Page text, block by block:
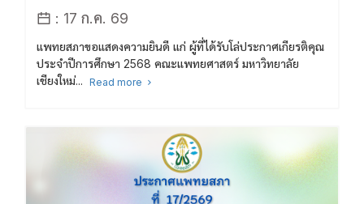
: 17 ก.ค. 69
แพทยสภาขอแสดงความยินดี แก่ ผู้ที่ได้รับโล่ประกาศเกียรติคุณ
ประจำปีการศึกษา 2568 คณะแพทยศาสตร์ มหาวิทยาลัย
เชียงใหม่... Read more